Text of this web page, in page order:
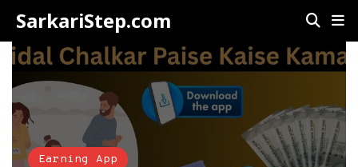
SarkariStep.com
Earning App